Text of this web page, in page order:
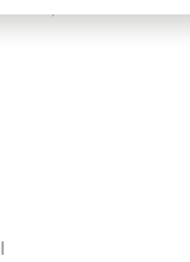
1948/1955